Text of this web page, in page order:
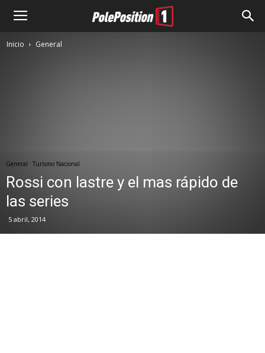
Inicio General
General Turismo Nacional
Rossi con lastre y el mas rápido de
las series
5 abril, 2014